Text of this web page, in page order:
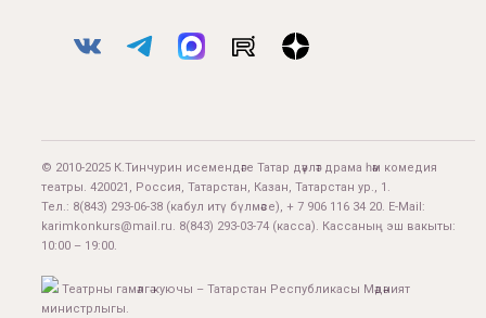
© 2010-2025 К.Тинчурин исемендәге Татар дәүләт драма һәм комедия
театры. 420021, Россия, Татарстан, Казан, Татарстан ур., 1.
Тел.: 8(843) 293-06-38 (кабул итү бүлмәсе), + 7 906 116 34 20. E-Mail:
karimkonkurs@mail.ru. 8(843) 293-03-74 (касса). Кассаның эш вакыты:
10:00 – 19:00.
Театрны гамәлгә куючы – Татарстан Республикасы Мәдәният
министрлыгы.